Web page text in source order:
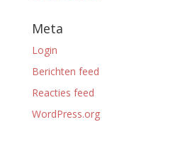
Meta
Login
Berichten feed
Reacties feed
WordPress.org